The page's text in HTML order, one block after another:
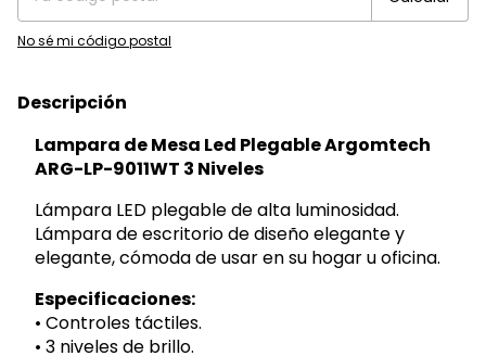
No sé mi código postal
Descripción
Lampara de Mesa Led Plegable Argomtech
ARG-LP-9011WT 3 Niveles
Lámpara LED plegable de alta luminosidad.
Lámpara de escritorio de diseño elegante y
elegante, cómoda de usar en su hogar u oficina.
Especificaciones:
• Controles táctiles.
• 3 niveles de brillo.